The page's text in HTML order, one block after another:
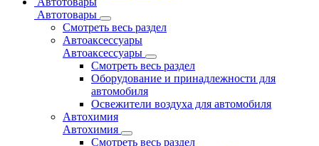
Автотовары
Смотреть весь раздел
Автоаксессуары
Автоаксессуары
Смотреть весь раздел
Оборудование и принадлежности для
автомобиля
Освежители воздуха для автомобиля
Автохимия
Автохимия
Смотреть весь раздел